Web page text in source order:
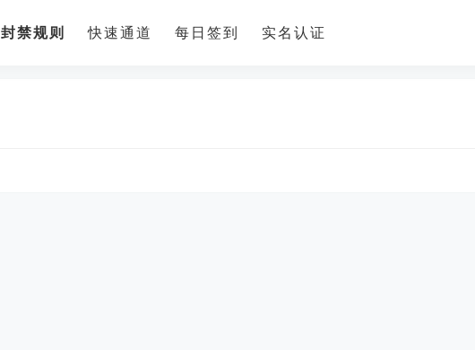
封禁规则 快速通道 每日签到 实名认证